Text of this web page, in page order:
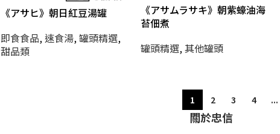
《アサヒ》朝日紅豆湯罐
即食食品,速食湯,罐頭精選,
甜品類
《アサムラサキ》朝紫蠔油海
苔佃煮
罐頭精選,其他罐頭
1 2 3 4 ...
關於忠信